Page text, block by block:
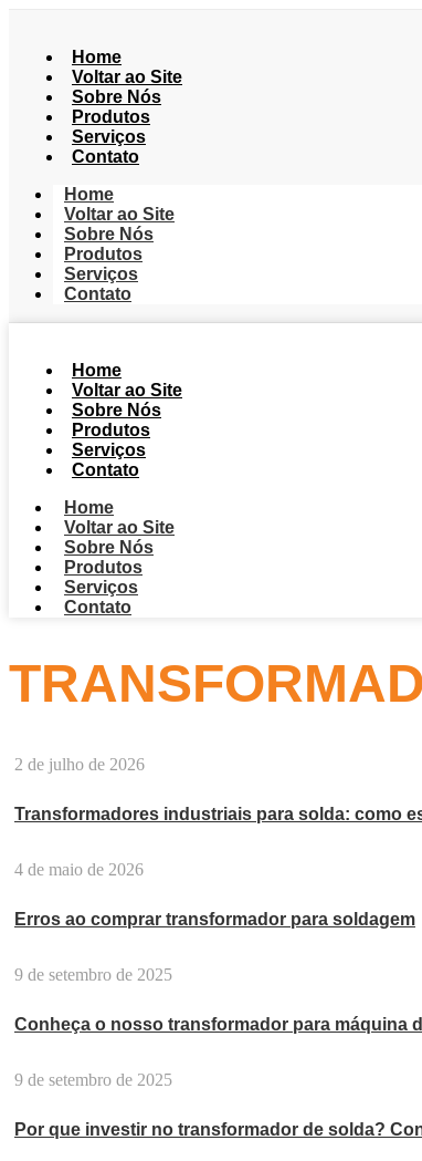
Home
Voltar ao Site
Sobre Nós
Produtos
Serviços
Contato
Home
Voltar ao Site
Sobre Nós
Produtos
Serviços
Contato
Home
Voltar ao Site
Sobre Nós
Produtos
Serviços
Contato
Home
Voltar ao Site
Sobre Nós
Produtos
Serviços
Contato
2 de julho de 2026
Transformadores industriais para solda: como
4 de maio de 2026
Erros ao comprar transformador para soldagem
9 de setembro de 2025
Conheça o nosso transformador para máquina
9 de setembro de 2025
Por que investir no transformador de solda?